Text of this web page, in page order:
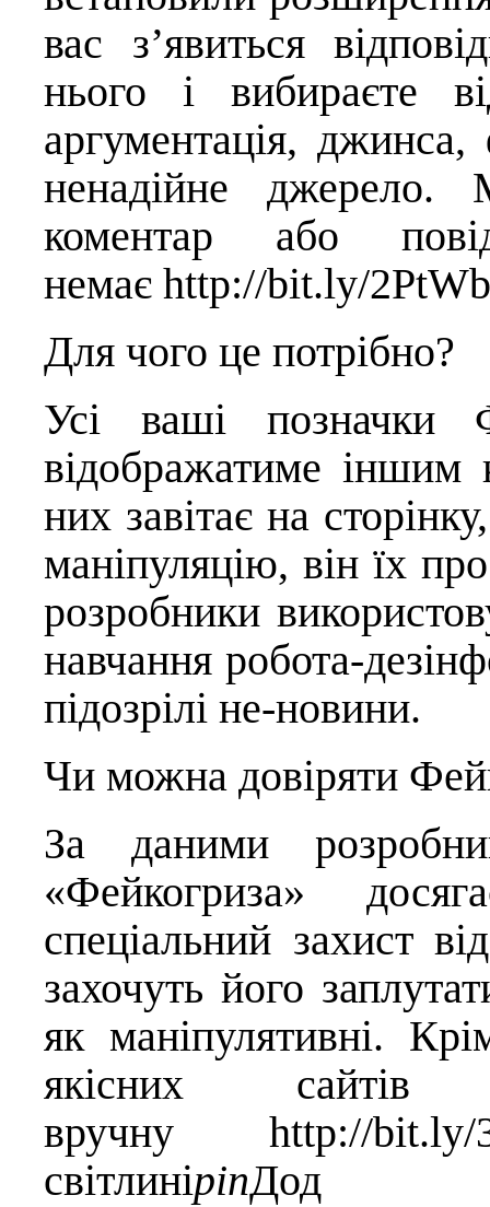
вас з’явиться
нього і вибираєте
аргументація,
ненадійне
коментар або
немає http://bit.ly/
Для чого це потрібно?
Усі ваші позначки
відображатиме іншим
них завітає на
маніпуляцію, він їх
розробники
навчання робота-
підозрілі не-новини.
Чи можна довіряти
За даними
«Фейкогриза»
спеціальний захист
захочуть його
як маніпулятивні.
якісних сайтів
вручну http://bit.ly/
світлиніpinДод